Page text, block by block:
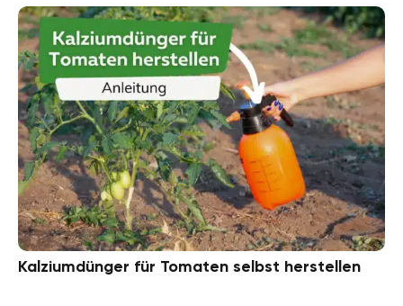
Kalziumdünger für Tomaten selbst herstellen